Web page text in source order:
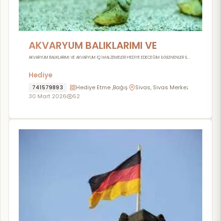
AKVARYUM BALIKLARIMI VE
MALZEMELERİNİ HEDİYE EDECEĞİM
AKVARYUM BALIKLARIMI VE AKVARYUM İÇİ MALZEMELERİ HEDİYE EDECEĞİM İLGİLENENLER İL...
Hediye
741579893 Hediye Etme ,Bağış , YardımSivas, Sivas Merkez
30 Mart 2026
52